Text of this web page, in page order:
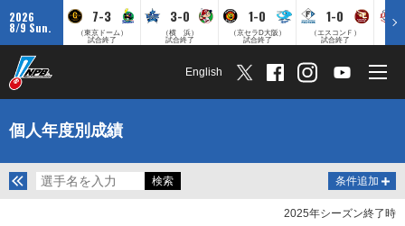
2026
8/9 Sun.
7-3
（東京ドーム）
試合終了
3-0
（横 浜）
試合終了
1-0
（京セラD大阪）
試合終了
1-0
（エスコンＦ）
試合終了
English
個人年度別成績
条件追加
2025年シーズン終了時